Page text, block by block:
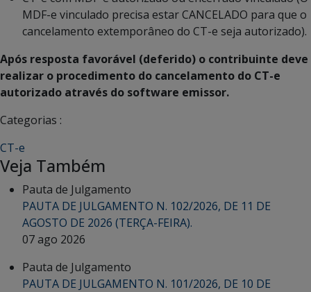
MDF-e vinculado precisa estar CANCELADO para que o
cancelamento extemporâneo do CT-e seja autorizado).
Após resposta favorável (deferido) o contribuinte deve
realizar o procedimento do cancelamento do CT-e
autorizado através do software emissor.
Categorias :
CT-e
Veja Também
Pauta de Julgamento
PAUTA DE JULGAMENTO N. 102/2026, DE 11 DE
AGOSTO DE 2026 (TERÇA-FEIRA).
07 ago 2026
Pauta de Julgamento
PAUTA DE JULGAMENTO N. 101/2026, DE 10 DE